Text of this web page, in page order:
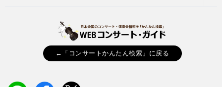
←「コンサートかんたん検索」に戻る